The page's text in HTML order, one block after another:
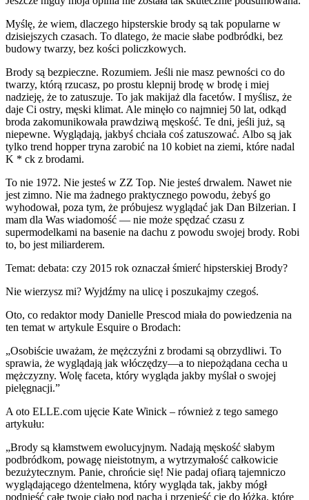
Myślę, że wiem, dlaczego hipsterskie brody są tak popularne w
dzisiejszych czasach. To dlatego, że macie słabe podbródki, bez
budowy twarzy, bez kości policzkowych.
Brody są bezpieczne. Rozumiem. Jeśli nie masz pewności co do
twarzy, którą rzucasz, po prostu klepnij brodę w brodę i miej
nadzieję, że to zatuszuje. To jak makijaż dla facetów. I myślisz, że
daje Ci ostry, męski klimat. Ale minęło co najmniej 50 lat, odkąd
broda zakomunikowała prawdziwą męskość. Te dni, jeśli już, są
niepewne. Wyglądają, jakbyś chciała coś zatuszować. Albo są jak
tylko trend hopper tryna zarobić na 10 kobiet na ziemi, które nadal
K * ck z brodami.
To nie 1972. Nie jesteś w ZZ Top. Nie jesteś drwalem. Nawet nie
jest zimno. Nie ma żadnego praktycznego powodu, żebyś go
wyhodował, poza tym, że próbujesz wyglądać jak Dan Bilzerian. I
mam dla Was wiadomość — nie może spędzać czasu z
supermodelkami na basenie na dachu z powodu swojej brody. Robi
to, bo jest miliarderem.
Temat: debata: czy 2015 rok oznaczał śmierć hipsterskiej Brody?
Nie wierzysz mi? Wyjdźmy na ulicę i poszukajmy czegoś.
Oto, co redaktor mody Danielle Prescod miała do powiedzenia na
ten temat w artykule Esquire o Brodach:
„Osobiście uważam, że mężczyźni z brodami są obrzydliwi. To
sprawia, że wyglądają jak włóczędzy—a to niepożądana cecha u
mężczyzny. Wolę faceta, który wygląda jakby myślał o swojej
pielęgnacji.”
A oto ELLE.com ujęcie Kate Winick – również z tego samego
artykułu:
„Brody są kłamstwem ewolucyjnym. Nadają męskość słabym
podbródkom, powagę nieistotnym, a wytrzymałość całkowicie
bezużytecznym. Panie, chrońcie się! Nie padaj ofiarą tajemniczo
wyglądającego dżentelmena, który wygląda tak, jakby mógł
podnieść całe twoje ciało pod pachą i przenieść cię do łóżka, które